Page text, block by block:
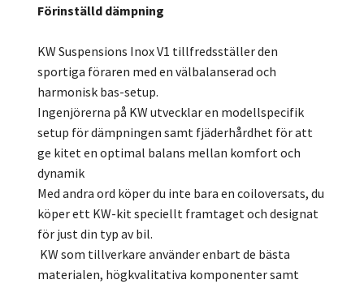
Förinställd dämpning
KW Suspensions Inox V1 tillfredsställer den
sportiga föraren med en välbalanserad och
harmonisk bas-setup.
Ingenjörerna på KW utvecklar en modellspecifik
setup för dämpningen samt fjäderhårdhet för att
ge kitet en optimal balans mellan komfort och
dynamik
Med andra ord köper du inte bara en coiloversats, du
köper ett KW-kit speciellt framtaget och designat
för just din typ av bil.
KW som tillverkare använder enbart de bästa
materialen, högkvalitativa komponenter samt